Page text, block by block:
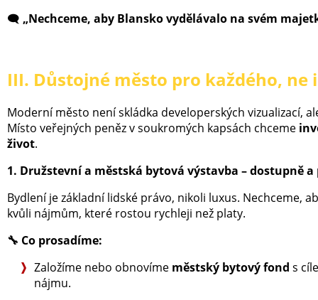
🗨️ „Nechceme, aby Blansko vydělávalo na svém
III. Důstojné město pro každého, ne
Moderní město není skládka developerských vizualizací,
Místo veřejných peněz v soukromých kapsách chceme
život.
1. Družstevní a městská bytová výstavba – dostupně
Bydlení je základní lidské právo, nikoli luxus. Nechceme,
kvůli nájmům, které rostou rychleji než platy.
🔧 Co prosadíme:
Založíme nebo obnovíme městský bytový fond s
nájmu.